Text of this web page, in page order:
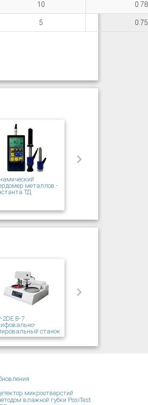
10 0.78
5 0.75
металлов -
ТД
2DE В-7
станок
микроотверстий
влажной губки PosiTest